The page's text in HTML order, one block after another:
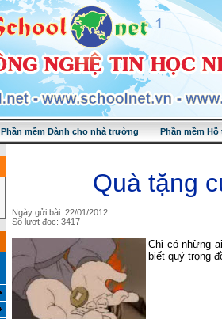
Phần mềm Dành cho nhà trường Phần mềm
Quà tặng
Ngày gửi bài: 22/01/2012
Số lượt đọc: 3417
Chỉ có những
biết quý trọng